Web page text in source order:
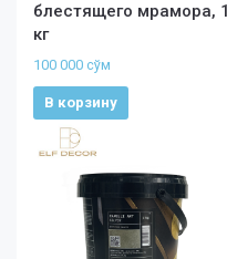
блестящего мрамора, 1
кг
100 000 сўм
В корзину